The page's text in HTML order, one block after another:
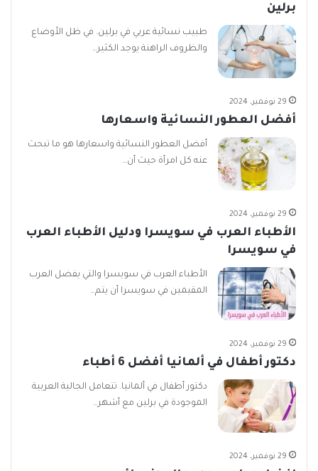
برلين
طبيب نسائية عربي في برلين. في ظل الأوضاع
والظروف الراهنة يوجد الكثير…
29 نوفمبر، 2024
أفضل العطور النسائية واسعارها
أفضل العطور النسائية واسعارها هو ما تبحث
عنه كل امرأة حيث أن…
29 نوفمبر، 2024
الأطباء العرب في سويسرا ودليل الأطباء العرب
في سويسرا
الأطباء العرب في سويسرا والتي يفضل العرب
المقيمين في سويسرا أن يتم…
29 نوفمبر، 2024
دكتور أطفال في ألمانيا أفضل 6 أطباء
دكتور أطفال في ألمانيا. تتعامل الجالية العربية
الموجودة في برلين مع أشهر…
29 نوفمبر، 2024